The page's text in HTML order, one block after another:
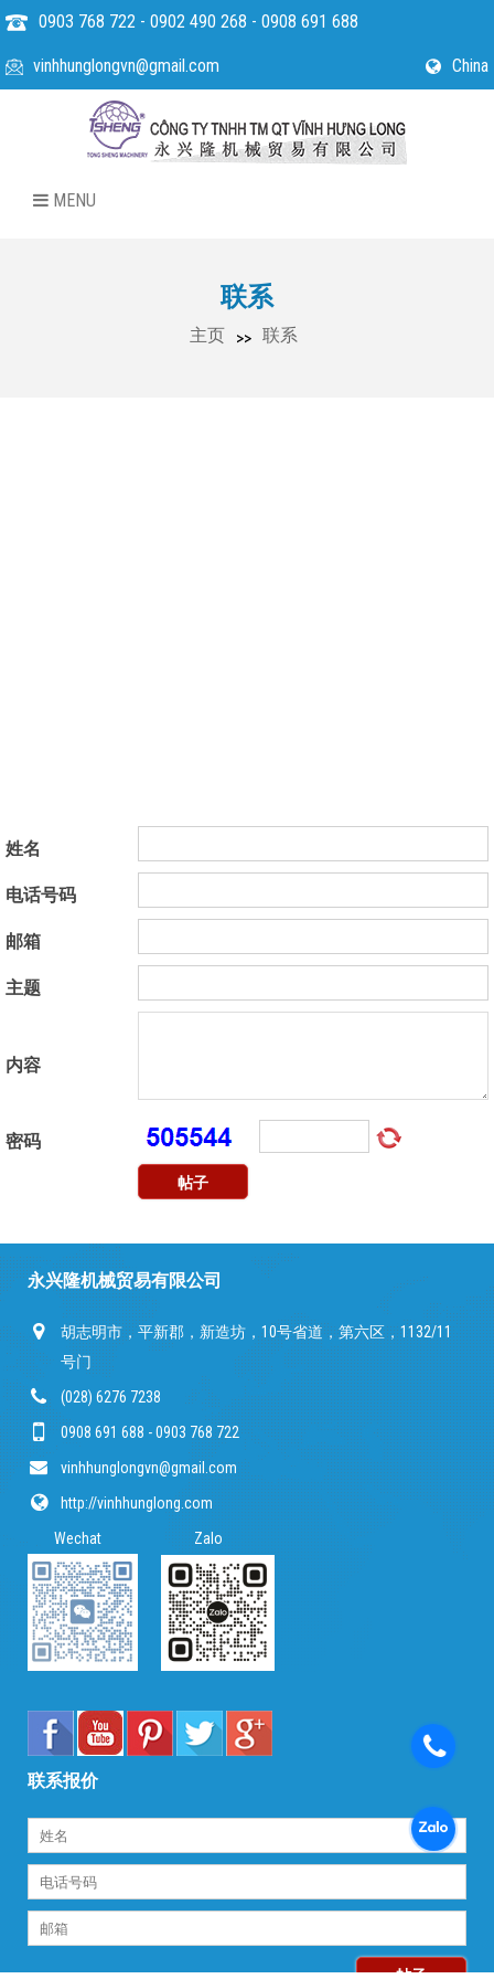
0903 768 722 - 0902 490 268 - 0908 691 688
vinhhunglongvn@gmail.com China
MENU
联系
主页 >> 联系
姓名
电话号码
邮箱
主题
内容
密码
帖子
永兴隆机械贸易有限公司
胡志明市，平新郡，新造坊，10号省道，第六区，1132/11
号门
(028) 6276 7238
0908 691 688 - 0903 768 722
vinhhunglongvn@gmail.com
http://vinhhunglong.com
Wechat Zalo
联系报价